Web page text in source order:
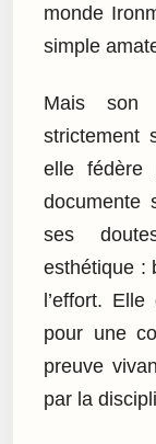
monde
simple
Mais son
strictement
elle fédère
documente
ses
esthétique :
l’effort.
pour une
preuve
par la